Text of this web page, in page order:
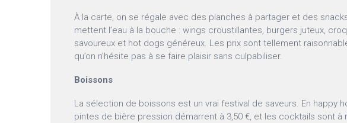
À la carte, on se régale avec des planches à partager et des
mettent l’eau à la bouche : wings croustillantes, burgers juteux,
savoureux et hot dogs généreux. Les prix sont tellement
qu’on n’hésite pas à se faire plaisir sans culpabiliser.
Boissons
La sélection de boissons est un vrai festival de saveurs. En happy
pintes de bière pression démarrent à 3,50 €, et les cocktails sont à